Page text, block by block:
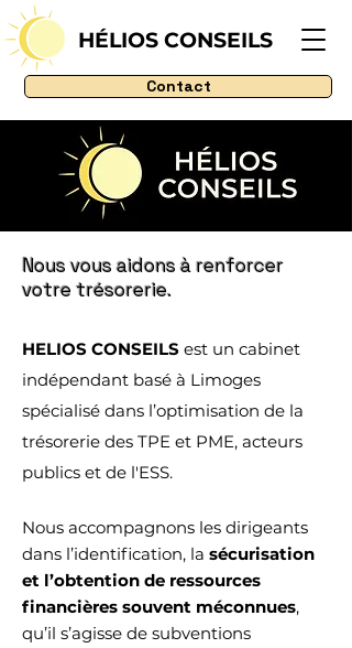
HÉLIOS CONSEILS
Contact
Nous vous aidons à renforcer
votre trésorerie.
HELIOS CONSEILS est un cabinet
indépendant basé à Limoges
spécialisé dans l’optimisation de la
trésorerie des TPE et PME, acteurs
publics et de l'ESS.
Nous accompagnons les dirigeants
dans l’identification, la sécurisation
et l’obtention de ressources
financières souvent méconnues,
qu’il s’agisse de subventions